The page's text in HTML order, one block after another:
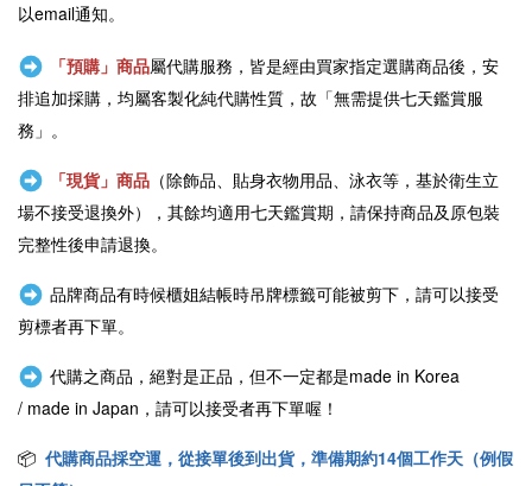
以email通知。
「預購」商品屬代購服務，皆是經由買家指定選購商品後，安
排追加採購，均屬客製化純代購性質，故「無需提供七天鑑賞服
務」。
「現貨」商品（除飾品、貼身衣物用品、泳衣等，基於衛生立
場不接受退換外），其餘均適用七天鑑賞期，請保持商品及原包裝
完整性後申請退換。
品牌商品有時候櫃姐結帳時吊牌標籤可能被剪下，請可以接受
剪標者再下單。
代購之商品，絕對是正品，但不一定都是made in Korea
/ made in Japan ，請可以接受者再下單喔！
📦 代購商品採空運，從接單後到出貨，準備期約14個工作天（例假